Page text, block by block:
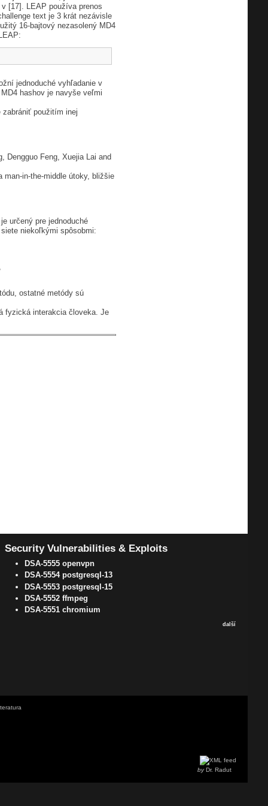
[17]. LEAP používa prenos
text je 3 krát nezávisle
16-bajtový nezasolený MD4
jednoduché vyhľadanie v
hashov je navyše veľmi
zabrániť použitím inej
Dengguo Feng, Xuejia Lai and
in-the-middle útoky, bližšie
určený pre jednoduché
niekoľkými spôsobmi:
ostatné metódy sú
fyzická interakcia človeka. Je
Security Vulnerabilities & Exploits
DSA-5555 openvpn
DSA-5554 postgresql-13
DSA-5553 postgresql-15
DSA-5552 ffmpeg
DSA-5551 chromium
další
by Dr. Radut